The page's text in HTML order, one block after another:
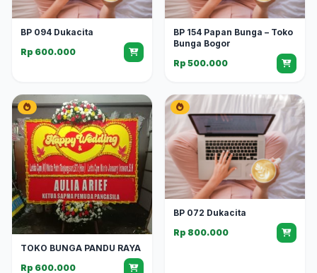
BP 094 Dukacita
Rp 600.000
BP 154 Papan Bunga – Toko
Bunga Bogor
Rp 500.000
TOKO BUNGA PANDU RAYA
Rp 600.000
BP 072 Dukacita
Rp 800.000